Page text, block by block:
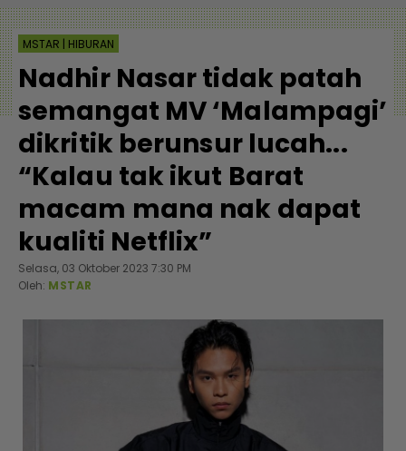
MSTAR | HIBURAN
Nadhir Nasar tidak patah
semangat MV ‘Malampagi’
dikritik berunsur lucah...
“Kalau tak ikut Barat
macam mana nak dapat
kualiti Netflix”
Selasa, 03 Oktober 2023 7:30 PM
Oleh: MSTAR